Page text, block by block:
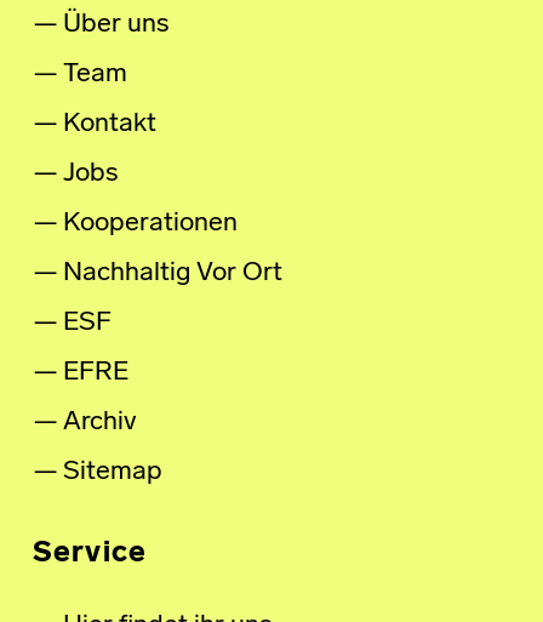
Über uns
Team
Kontakt
Jobs
Kooperationen
Nachhaltig Vor Ort
ESF
EFRE
Archiv
Sitemap
Service